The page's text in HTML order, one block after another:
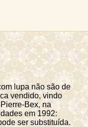
lupa não são de
vendido, vindo
Bex, na
em 1992:
ser substituída.